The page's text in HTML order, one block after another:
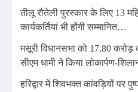
तीलू रौतेली पुरस्कार के लिए 13
कार्यकर्तियां भी होंगी सम्मानित…
मसूरी विधानसभा को 17.80
सीएम धामी ने किया लोकार्पण-
हरिद्वार में शिवभक्त कांवड़ियों पर